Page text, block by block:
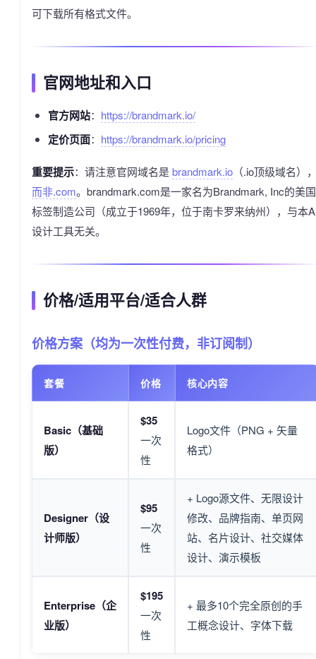
可下载所有格式文件。
官网地址和入口
官方网站： https://brandmark.io/
定价页面： https://brandmark.io/pricing
重要提示：请注意官网域名是brandmark.io （.io顶级域名）
而非.com。brandmark.com是一家名为Brandmark, Inc的美国
标签制造公司（成立于1969年，位于南卡罗来纳州），与本
设计工具无关。
价格/适用平台/适合人群
价格方案（均为一次性付费，非订阅制）
套餐 价格 核心内容
Basic（基础
版）
$35
一次
性
Logo文件（PNG + 矢量
格式）
Designer（设
计师版）
$95
一次
性
+ Logo源文件、无限设计
修改、品牌指南、单页网
站、名片设计、社交媒体
设计、演示模板
Enterprise（企
业版）
$195
一次
性
+ 最多10个完全原创的手
工概念设计、字体下载